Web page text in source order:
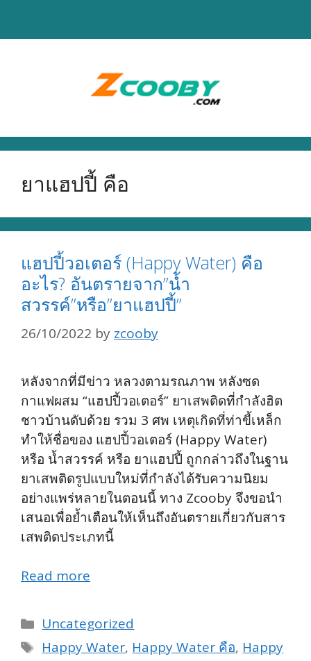
ยาแฮปปี้ คือ
แฮปปี้วอเตอร์ (Happy Water) คือ
อะไร? อันตรายจาก”น้ำ
สวรรค์”หรือ”ยาแฮปปี้”
26/10/2022 by zcooby
หลังจากที่มีข่าว หลวงตามรณภาพ หลังซด
กาแฟผสม “แฮปปี้วอเตอร์” ยาเสพติดที่กำลังฮิต
ชาวบ้านดับด้วย รวม 3 ศพ เหตุเกิดที่ท่าขี้เหล็ก
ทำให้ชื่อของ แฮปปี้วอเตอร์ (Happy Water)
หรือ น้ำสวรรค์ หรือ ยาแฮปปี้ ถูกกล่าวถึงในฐาน
ยาเสพติดรูปแบบใหม่ที่กำลังได้รับความนิยม
อย่างแพร่หลายในตอนนี้ ทาง Zcooby จึงขอนำ
เสนอเพื่อย้ำเตือนให้เห็นถึงอันตรายเกี่ยวกับสาร
เสพติดประเภทนี้
Read more
Categories
Uncategorized
Tags
Happy Water, Happy Water คือ, Happy